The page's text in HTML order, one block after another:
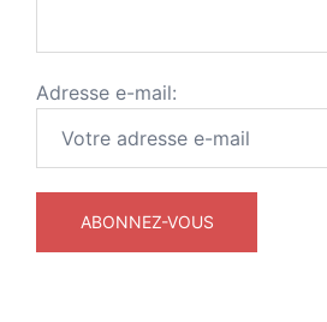
Adresse e-mail: